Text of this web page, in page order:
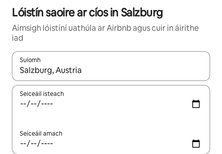
Lóistín saoire ar cíos in Salzburg
Aimsigh lóistíní uathúla ar Airbnb agus cuir in áirithe
iad
Suíomh
Nuair a bheidh torthaí ar fáil, déan nascleanúint le
Seiceáil isteach
Seiceáil amach